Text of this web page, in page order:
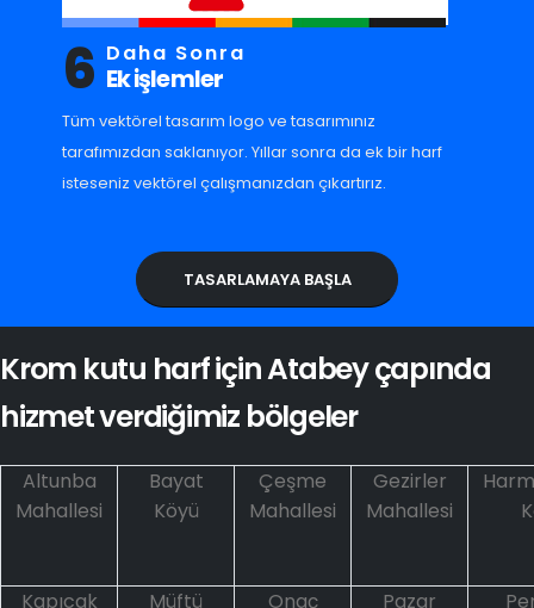
6 Daha Sonra
Ek işlemler
Tüm vektörel tasarım logo ve tasarımınız
tarafımızdan saklanıyor. Yıllar sonra da ek bir harf
isteseniz vektörel çalışmanızdan çıkartırız.
TASARLAMAYA BAŞLA
Krom kutu harf için Atabey çapında
hizmet verdiğimiz bölgeler
Altunba
Mahallesi
Bayat
Köyü
Çeşme
Mahallesi
Gezirler
Mahallesi
Kapıcak
Müftü
Onaç
Pazar